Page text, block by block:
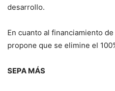
desarrollo.
En cuanto al financiamiento
propone que se elimine el
SEPA MÁS